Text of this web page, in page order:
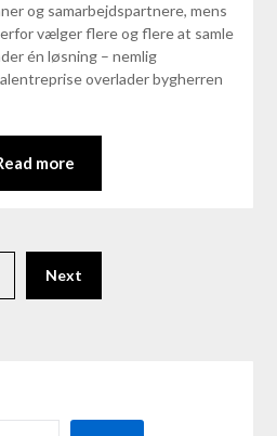
og samarbejdspartnere, mens
vælger flere og flere at samle
én løsning – nemlig
overlader bygherren
more
Next